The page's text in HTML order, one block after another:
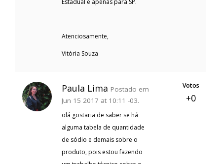
Atenciosamente,
Vitória Souza
Paula Lima Postado em
Jun 15 2017 at 10:11 -03.
olá gostaria de saber se há
alguma tabela de quantidade
de sódio e demais sobre o
produto, pois estou fazendo
Votos
+0